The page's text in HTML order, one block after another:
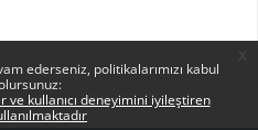
ederseniz, politikalarımızı kabul
kullanıcı deneyimini iyileştiren